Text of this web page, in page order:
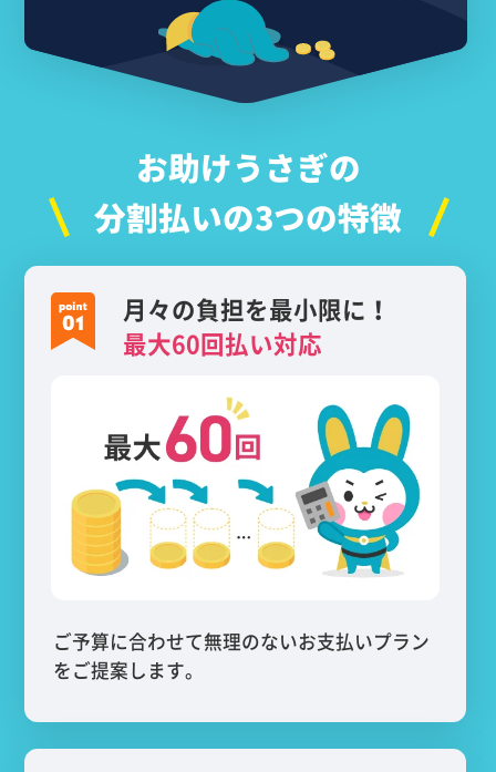
お助けうさぎの
分割払いの3つの特徴
月々の負担を最小限に！
最大60回払い対応
ご予算に合わせて無理のないお支払いプラン
をご提案します。